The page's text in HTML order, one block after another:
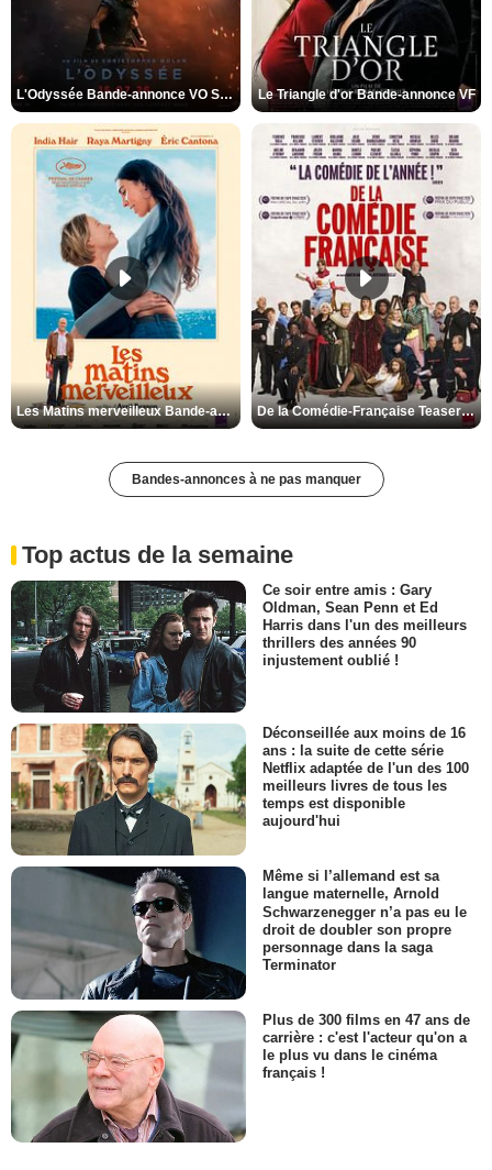
L'Odyssée Bande-annonce VO STFR Le Triangle d'or Bande-annonce VF
Les Matins merveilleux Bande-annonce VF De la Comédie-Française Teaser VF
Bandes-annonces à ne pas manquer
Top actus de la semaine
Ce soir entre amis : Gary
Oldman, Sean Penn et Ed
Harris dans l'un des meilleurs
thrillers des années 90
injustement oublié !
Déconseillée aux moins de 16
ans : la suite de cette série
Netflix adaptée de l'un des 100
meilleurs livres de tous les
temps est disponible
aujourd'hui
Même si l’allemand est sa
langue maternelle, Arnold
Schwarzenegger n’a pas eu le
droit de doubler son propre
personnage dans la saga
Terminator
Plus de 300 films en 47 ans de
carrière : c'est l'acteur qu'on a
le plus vu dans le cinéma
français !